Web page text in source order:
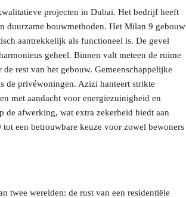
projecten in Dubai. Het bedrijf heeft
duurzame bouwmethoden. Het Milan 9 gebouw
aantrekkelijk als functioneel is. De gevel
geheel. Binnen valt meteen de ruime
rest van het gebouw. Gemeenschappelijke
de privéwoningen. Azizi hanteert strikte
met aandacht voor energiezuinigheid en
de afwerking, wat extra zekerheid biedt aan
een betrouwbare keuze voor zowel bewoners
twee werelden: de rust van een residentiële